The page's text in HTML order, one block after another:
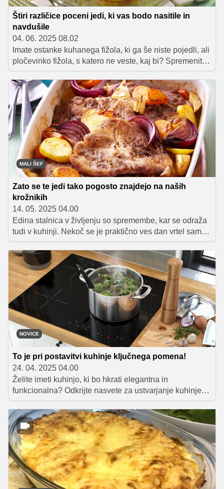
Štiri različice poceni jedi, ki vas bodo nasitile in
navdušile
04. 06. 2025 08.02
Imate ostanke kuhanega fižola, ki ga še niste pojedli, ali
pločevinko fižola, s katero ne veste, kaj bi? Spremenite
jih v pečen fižol, ki ga lahko postrežete kot samostojno
jed ali okusno prilogo.
MALI ŠEF
Zato se te jedi tako pogosto znajdejo na naših
krožnikih
14. 05. 2025 04.00
Edina stalnica v življenju so spremembe, kar se odraža
tudi v kuhinji. Nekoč se je praktično ves dan vrtel samo
okoli kuhanja, danes skoraj izključno pripravljamo jedi,
ki vzamejo največ pol ure časa. Tako se med pripravo
ne okusi ne razvijejo tako, kot nekoč, tudi vonji, ki se
širijo iz kuhinje, so manj intenzivni. A s preprostim
trikom lahko sodobnim jedem povrnemo tradicionalen
okus in vonj po domačnosti. Preverite, kako!
NOVICE
To je pri postavitvi kuhinje ključnega pomena!
24. 04. 2025 04.00
Želite imeti kuhinjo, ki bo hkrati elegantna in
funkcionalna? Odkrijte nasvete za ustvarjanje kuhinje
po vaših željah, ki bo združevala praktičnost in estetiko.
V članku vam bomo predstavili, kako optimizirati prostor,
organizirati shranjevanje in izbrati najboljše materiale
za kuhinjo vaših sanj.